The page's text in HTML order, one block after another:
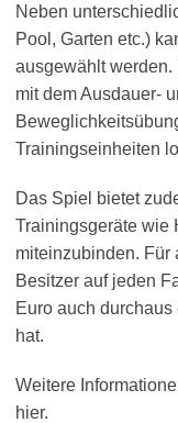
Neben
Pool, Garten etc.)
ausgewählt werden.
mit dem Ausdauer-
Trainingseinheiten
Das Spiel bietet
Trainingsgeräte wie
miteinzubinden. Für
Besitzer auf jeden
Euro auch
hat.
Weitere
hier.